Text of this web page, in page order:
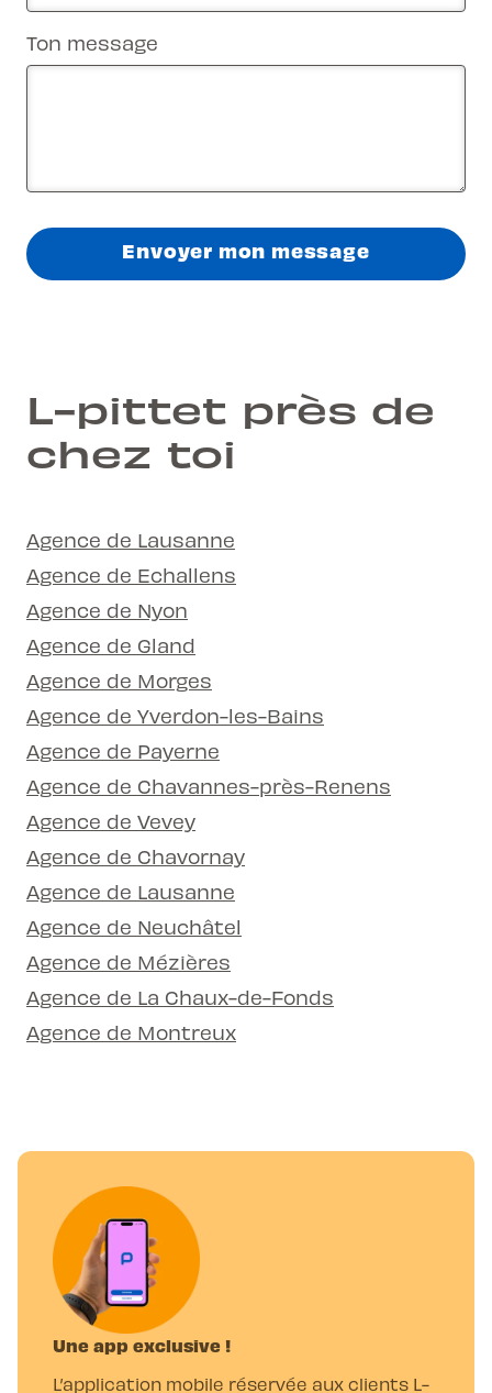
Ton message
Envoyer mon message
L-pittet près de
chez toi
Agence de Lausanne
Agence de Echallens
Agence de Nyon
Agence de Gland
Agence de Morges
Agence de Yverdon-les-Bains
Agence de Payerne
Agence de Chavannes-près-Renens
Agence de Vevey
Agence de Chavornay
Agence de Lausanne
Agence de Neuchâtel
Agence de Mézières
Agence de La Chaux-de-Fonds
Agence de Montreux
Une app exclusive !
L’application mobile réservée aux clients L-